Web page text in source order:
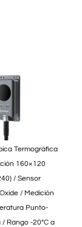
Termográfica
160×120
/ Sensor
/ Medición
Punto-
/ Rango -20°C a